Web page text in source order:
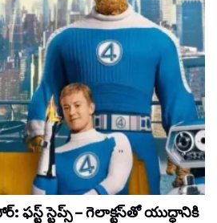
స్టెప్స్ – గెలాక్టస్‌తో యుద్ధానికి